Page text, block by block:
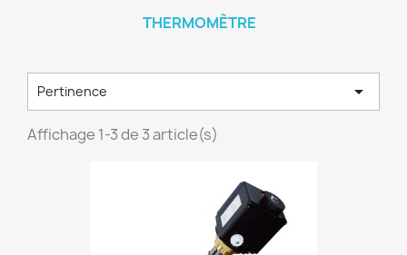
THERMOMÈTRE
Pertinence 
Affichage 1-3 de 3 article(s)